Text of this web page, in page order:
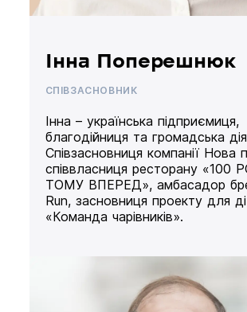
Інна Поперешнюк
СПІВЗАСНОВНИК
Інна – українська підприємиця,
благодійниця та громадська
Співзасновниця компанії Нова
співвласниця ресторану «100
ТОМУ ВПЕРЕД», амбасадор
Run, засновниця проекту для
«Команда чарівників».